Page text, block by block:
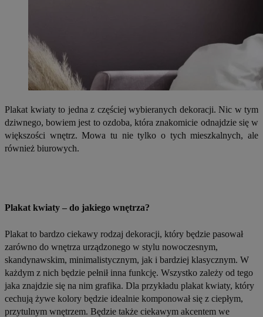
Plakat kwiaty to jedna z częściej wybieranych dekoracji. Nic w tym
dziwnego, bowiem jest to ozdoba, która znakomicie odnajdzie się w
większości wnętrz. Mowa tu nie tylko o tych mieszkalnych, ale
również biurowych.
Plakat kwiaty – do jakiego wnętrza?
Plakat to bardzo ciekawy rodzaj dekoracji, który będzie pasował
zarówno do wnętrza urządzonego w stylu nowoczesnym,
skandynawskim, minimalistycznym, jak i bardziej klasycznym. W
każdym z nich będzie pełnił inna funkcję. Wszystko zależy od tego
jaka znajdzie się na nim grafika. Dla przykładu plakat kwiaty, który
cechują żywe kolory będzie idealnie komponował się z ciepłym,
przytulnym wnętrzem. Będzie także ciekawym akcentem we